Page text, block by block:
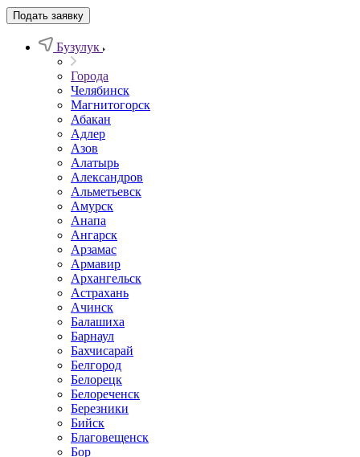
Подать заявку
Бузулук
Города
Челябинск
Магнитогорск
Абакан
Адлер
Азов
Алатырь
Александров
Альметьевск
Амурск
Анапа
Ангарск
Арзамас
Армавир
Архангельск
Астрахань
Ачинск
Балашиха
Барнаул
Бахчисарай
Белгород
Белорецк
Белореченск
Березники
Бийск
Благовещенск
Бор